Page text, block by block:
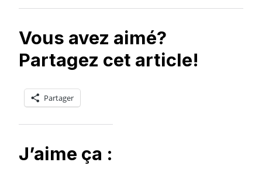
Vous avez aimé?
Partagez cet article!
Partager
J’aime ça :